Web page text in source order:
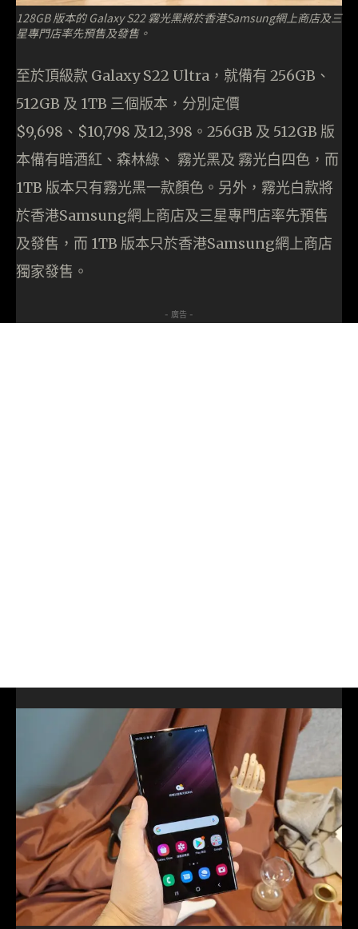
128GB 版本的 Galaxy S22 霧光黑將於香港Samsung網上商店及三
星專門店率先預售及發售。
至於頂級款 Galaxy S22 Ultra，就備有 256GB、
512GB 及 1TB 三個版本，分別定價
$9,698、$10,798 及12,398。256GB 及 512GB 版
本備有暗酒紅、森林綠、 霧光黑及 霧光白四色，而
1TB 版本只有霧光黑一款顏色。另外，霧光白款將
於香港Samsung網上商店及三星專門店率先預售
及發售，而 1TB 版本只於香港Samsung網上商店
獨家發售。
- 廣告 -